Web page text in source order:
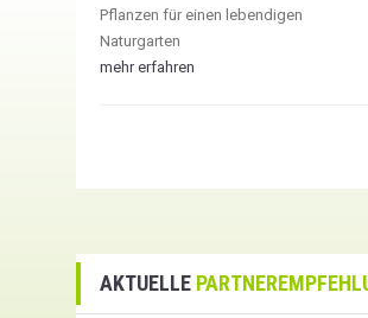
Pflanzen für einen lebendigen
Naturgarten
mehr erfahren
AKTUELLE